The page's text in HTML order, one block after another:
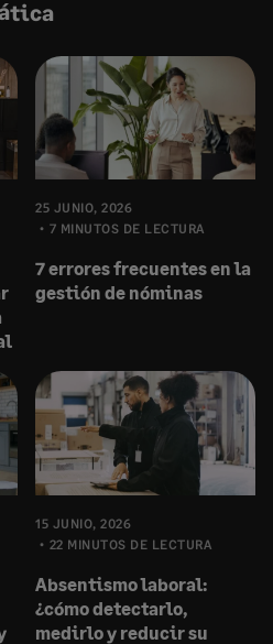
25 JUNIO, 2026
7 MINUTOS DE LECTURA
7 errores frecuentes en la
gestión de nóminas
15 JUNIO, 2026
22 MINUTOS DE LECTURA
Absentismo laboral:
¿cómo detectarlo,
medirlo y reducir su